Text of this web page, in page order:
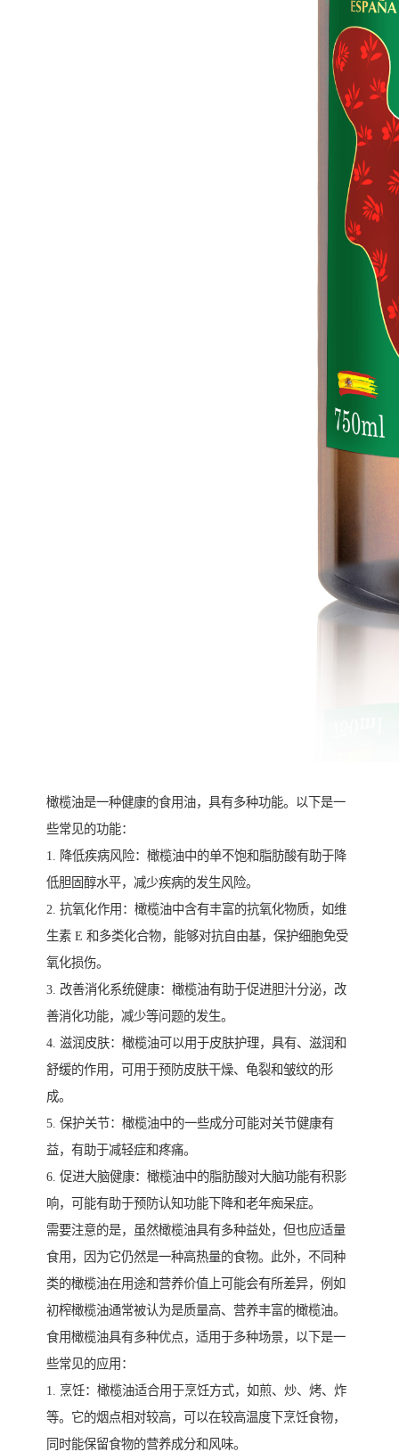
橄榄油是一种健康的食用油，具有多种功能。以下是一
些常见的功能：
1. 降低疾病风险：橄榄油中的单不饱和脂肪酸有助于降
低胆固醇水平，减少疾病的发生风险。
2. 抗氧化作用：橄榄油中含有丰富的抗氧化物质，如维
生素 E 和多类化合物，能够对抗自由基，保护细胞免受
氧化损伤。
3. 改善消化系统健康：橄榄油有助于促进胆汁分泌，改
善消化功能，减少等问题的发生。
4. 滋润皮肤：橄榄油可以用于皮肤护理，具有、滋润和
舒缓的作用，可用于预防皮肤干燥、龟裂和皱纹的形
成。
5. 保护关节：橄榄油中的一些成分可能对关节健康有
益，有助于减轻症和疼痛。
6. 促进大脑健康：橄榄油中的脂肪酸对大脑功能有积影
响，可能有助于预防认知功能下降和老年痴呆症。
需要注意的是，虽然橄榄油具有多种益处，但也应适量
食用，因为它仍然是一种高热量的食物。此外，不同种
类的橄榄油在用途和营养价值上可能会有所差异，例如
初榨橄榄油通常被认为是质量高、营养丰富的橄榄油。
食用橄榄油具有多种优点，适用于多种场景，以下是一
些常见的应用：
1. 烹饪：橄榄油适合用于烹饪方式，如煎、炒、烤、炸
等。它的烟点相对较高，可以在较高温度下烹饪食物，
同时能保留食物的营养成分和风味。